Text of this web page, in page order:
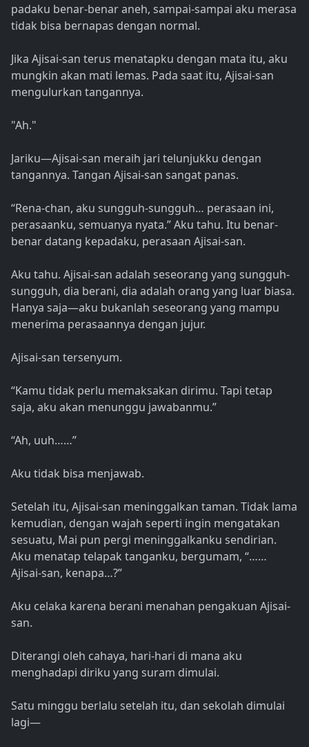
padaku benar-benar aneh, sampai-sampai aku merasa
tidak bisa bernapas dengan normal.
Jika Ajisai-san terus menatapku dengan mata itu, aku
mungkin akan mati lemas. Pada saat itu, Ajisai-san
mengulurkan tangannya.
"Ah."
Jariku—Ajisai-san meraih jari telunjukku dengan
tangannya. Tangan Ajisai-san sangat panas.
“Rena-chan, aku sungguh-sungguh… perasaan ini,
perasaanku, semuanya nyata.” Aku tahu. Itu benar-
benar datang kepadaku, perasaan Ajisai-san.
Aku tahu. Ajisai-san adalah seseorang yang sungguh-
sungguh, dia berani, dia adalah orang yang luar biasa.
Hanya saja—aku bukanlah seseorang yang mampu
menerima perasaannya dengan jujur.
Ajisai-san tersenyum.
“Kamu tidak perlu memaksakan dirimu. Tapi tetap
saja, aku akan menunggu jawabanmu.”
“Ah, uuh……”
Aku tidak bisa menjawab.
Setelah itu, Ajisai-san meninggalkan taman. Tidak lama
kemudian, dengan wajah seperti ingin mengatakan
sesuatu, Mai pun pergi meninggalkanku sendirian.
Aku menatap telapak tanganku, bergumam, “……
Ajisai-san, kenapa…?”
Aku celaka karena berani menahan pengakuan Ajisai-
san.
Diterangi oleh cahaya, hari-hari di mana aku
menghadapi diriku yang suram dimulai.
Satu minggu berlalu setelah itu, dan sekolah dimulai
lagi—